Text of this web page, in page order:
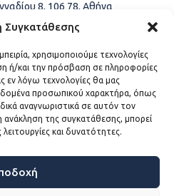
Συγκατάθεσης
χρησιμοποιούμε τεχνολογίες
ή/και την πρόσβαση σε πληροφορίες
εν λόγω τεχνολογίες θα μας
προσωπικού χαρακτήρα, όπως
αναγνωριστικά σε αυτόν τον
της συγκατάθεσης, μπορεί
και δυνατότητες.
8, 106 78, Αθήνα
+30 213-2147500
info@kede.gr
ΣΥΝΔΕΣΜΟΙ
Η ΚΕΔΕ
χρήσης